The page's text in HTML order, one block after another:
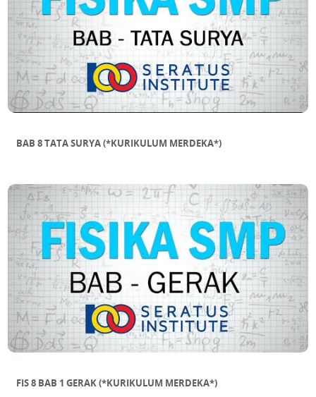
BAB 8 TATA SURYA (*KURIKULUM MERDEKA*)
FIS 8 BAB 1 GERAK (*KURIKULUM MERDEKA*)